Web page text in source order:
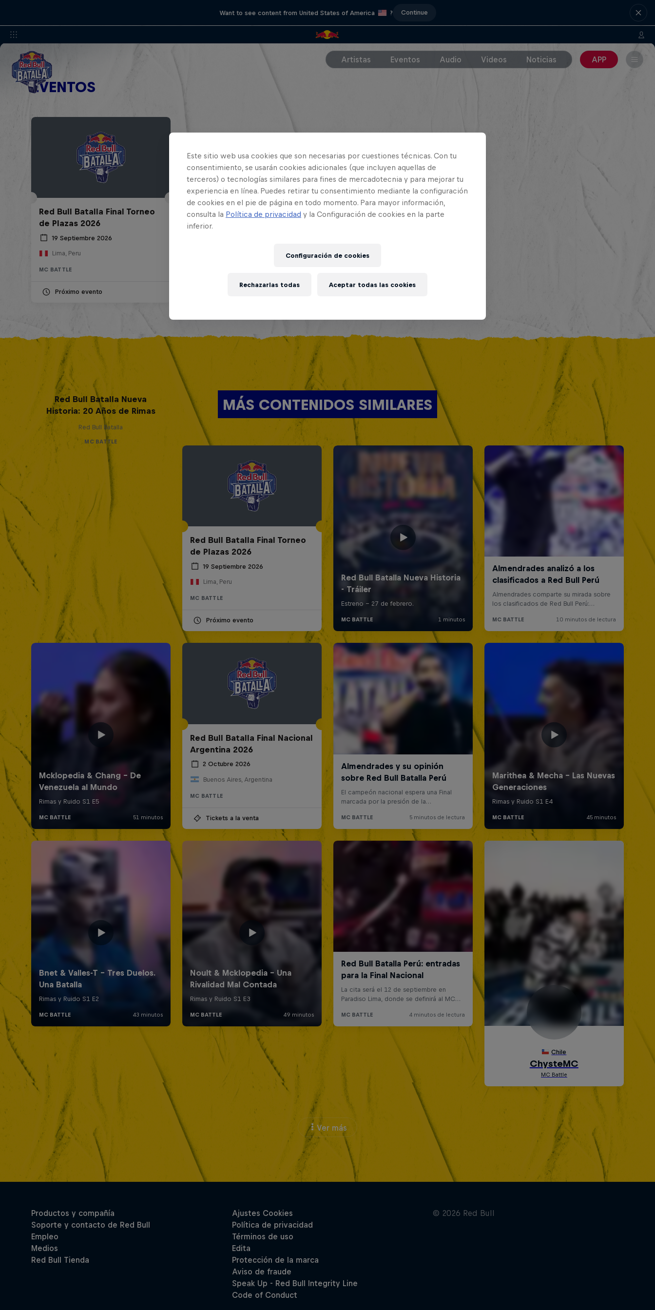
Want to see content from United States of America ? Continue
Artistas Eventos Audio Videos Noticias APP
EVENTOS
Red Bull Batalla Final Torneo
de Plazas 2026
19 Septiembre 2026
Lima, Peru
MC BATTLE
Próximo evento
MÁS CONTENIDOS SIMILARES
Red Bull Batalla Nueva
Historia: 20 Años de Rimas
Red Bull Batalla
MC BATTLE
Red Bull Batalla Final Torneo
de Plazas 2026
19 Septiembre 2026
Lima, Peru
MC BATTLE
Próximo evento
Red Bull Batalla Final Nacional
Argentina 2026
2 Octubre 2026
Buenos Aires, Argentina
MC BATTLE
Tickets a la venta
Ver más
Este sitio web usa cookies que son necesarias por cuestiones técnicas. Con tu
consentimiento, se usarán cookies adicionales (que incluyen aquellas de
terceros) o tecnologías similares para fines de mercadotecnia y para mejorar tu
experiencia en línea. Puedes retirar tu consentimiento mediante la configuración
de cookies en el pie de página en todo momento. Para mayor información,
consulta la Política de privacidad y la Configuración de cookies en la parte
inferior.
Configuración de cookies
Rechazarlas todas Aceptar todas las cookies